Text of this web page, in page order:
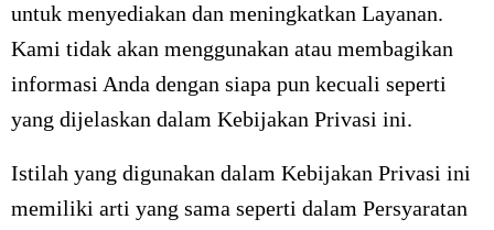
untuk menyediakan dan meningkatkan Layanan.
Kami tidak akan menggunakan atau membagikan
informasi Anda dengan siapa pun kecuali seperti
yang dijelaskan dalam Kebijakan Privasi ini.
Istilah yang digunakan dalam Kebijakan Privasi ini
memiliki arti yang sama seperti dalam Persyaratan